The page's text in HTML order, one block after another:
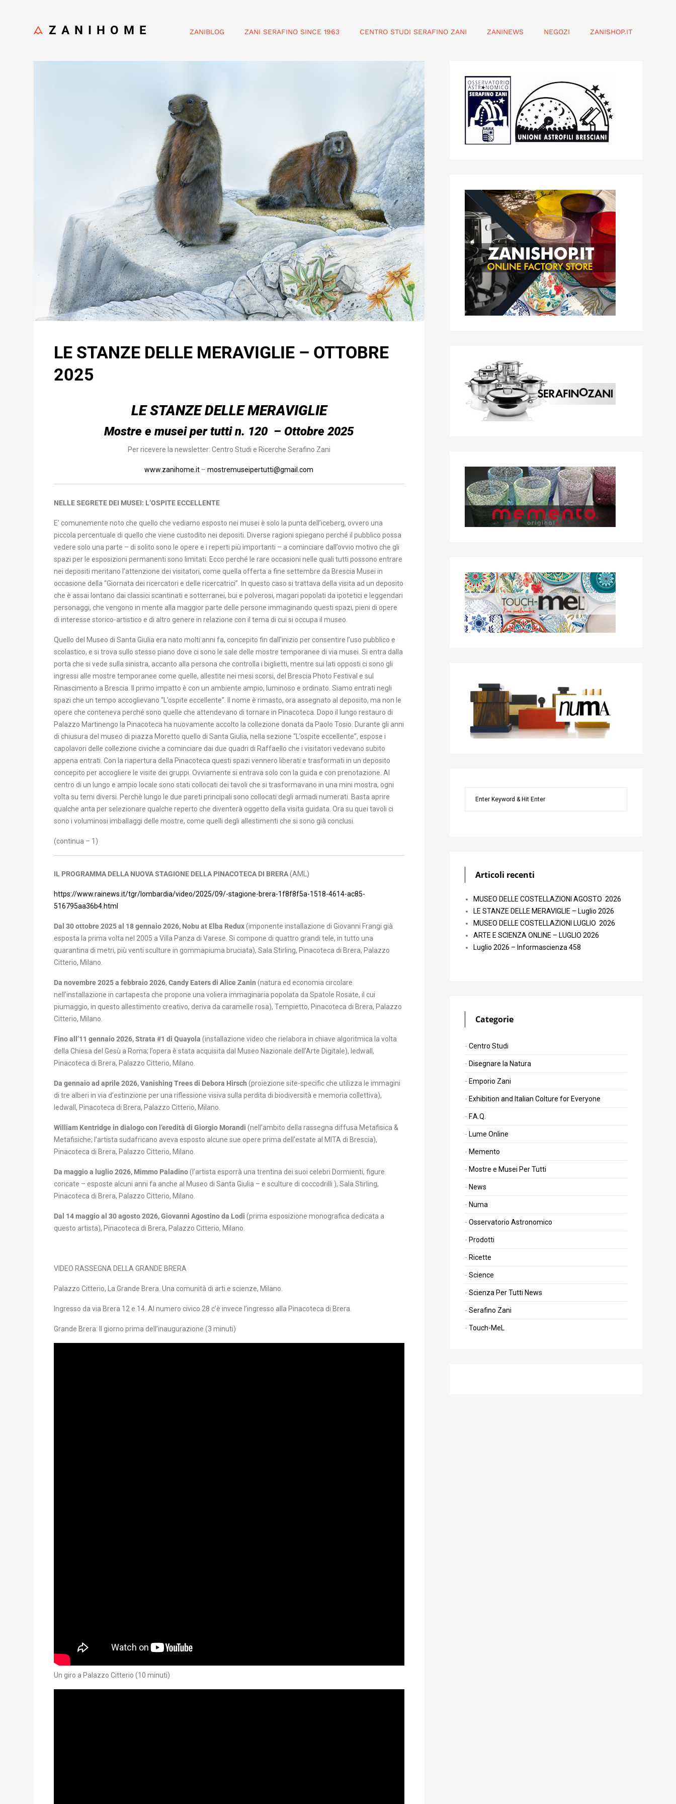
ZANIHOME ZANIBLOG ZANI SERAFINO SINCE 1963 CENTRO STUDI SERAFINO ZANI ZANINEWS NEGOZI ZANISHOP.IT
LE STANZE DELLE MERAVIGLIE – OTTOBRE
2025
LE STANZE DELLE MERAVIGLIE
Mostre e musei per tutti n. 120 – Ottobre 2025
Per ricevere la newsletter: Centro Studi e Ricerche Serafino Zani
www.zanihome.it –mostremuseipertutti@gmail.com
NELLE SEGRETE DEI MUSEI: L’OSPITE ECCELLENTE
E’ comunemente noto che quello che vediamo esposto nei musei è solo la punta dell’iceberg, ovvero una
piccola percentuale di quello che viene custodito nei depositi. Diverse ragioni spiegano perché il pubblico possa
vedere solo una parte – di solito sono le opere e i reperti più importanti – a cominciare dall’ovvio motivo che gli
spazi per le esposizioni permanenti sono limitati. Ecco perché le rare occasioni nelle quali tutti possono entrare
nei depositi meritano l’attenzione dei visitatori, come quella offerta a fine settembre da Brescia Musei in
occasione della “Giornata dei ricercatori e delle ricercatrici”. In questo caso si trattava della visita ad un deposito
che è assai lontano dai classici scantinati e sotterranei, bui e polverosi, magari popolati da ipotetici e leggendari
personaggi, che vengono in mente alla maggior parte delle persone immaginando questi spazi, pieni di opere
di interesse storico-artistico e di altro genere in relazione con il tema di cui si occupa il museo.
Quello del Museo di Santa Giulia era nato molti anni fa, concepito fin dall’inizio per consentire l’uso pubblico e
scolastico, e si trova sullo stesso piano dove ci sono le sale delle mostre temporanee di via musei. Si entra dalla
porta che si vede sulla sinistra, accanto alla persona che controlla i biglietti, mentre sui lati opposti ci sono gli
ingressi alle mostre temporanee come quelle, allestite nei mesi scorsi, del Brescia Photo Festival e sul
Rinascimento a Brescia. Il primo impatto è con un ambiente ampio, luminoso e ordinato. Siamo entrati negli
spazi che un tempo accoglievano “L’ospite eccellente”. Il nome è rimasto, ora assegnato al deposito, ma non le
opere che conteneva perché sono quelle che attendevano di tornare in Pinacoteca. Dopo il lungo restauro di
Palazzo Martinengo la Pinacoteca ha nuovamente accolto la collezione donata da Paolo Tosio. Durante gli anni
di chiusura del museo di piazza Moretto quello di Santa Giulia, nella sezione “L’ospite eccellente”, espose i
capolavori delle collezione civiche a cominciare dai due quadri di Raffaello che i visitatori vedevano subito
appena entrati. Con la riapertura della Pinacoteca questi spazi vennero liberati e trasformati in un deposito
concepito per accogliere le visite dei gruppi. Ovviamente si entrava solo con la guida e con prenotazione. Al
centro di un lungo e ampio locale sono stati collocati dei tavoli che si trasformavano in una mini mostra, ogni
volta su temi diversi. Perchè lungo le due pareti principali sono collocati degli armadi numerati. Basta aprire
qualche anta per selezionare qualche reperto che diventerà oggetto della visita guidata. Ora su quei tavoli ci
sono i voluminosi imballaggi delle mostre, come quelli degli allestimenti che si sono già conclusi.
(continua – 1)
IL PROGRAMMA DELLA NUOVA STAGIONE DELLA PINACOTECA DI BRERA(AML)
https://www.rainews.it/tgr/lombardia/video/2025/09/-stagione-brera-1f8f8f5a-1518-4614-ac85-
516795aa36b4.html
Dal 30 ottobre 2025 al 18 gennaio 2026, Nobu at Elba Redux(imponente installazione di Giovanni Frangi già
esposta la prima volta nel 2005 a Villa Panza di Varese. Si compone di quattro grandi tele, in tutto una
quarantina di metri, più venti sculture in gommapiuma bruciata), Sala Stirling, Pinacoteca di Brera, Palazzo
Citterio, Milano.
Da novembre 2025 a febbraio 2026, Candy Eaters di AliceZanin (natura ed economia circolare
nell’installazione in cartapesta che propone una voliera immaginaria popolata da Spatole Rosate, il cui
piumaggio, in questo allestimento creativo, deriva da caramelle rosa), Tempietto, Pinacoteca di Brera, Palazzo
Citterio, Milano.
Fino all’11 gennaio 2026, Strata #1 di Quayola (installazione video che rielabora in chiave algoritmica la volta
della Chiesa del Gesù a Roma; l’opera è stata acquisita dal Museo Nazionale dell’Arte Digitale), ledwall,
Pinacoteca di Brera, Palazzo Citterio, Milano.
Da gennaio ad aprile 2026, Vanishing Trees di Debora Hirsch (proiezione site-specific che utilizza le immagini
di tre alberi in via d’estinzione per una riflessione visiva sulla perdita di biodiversità e memoria collettiva),
ledwall, Pinacoteca di Brera, Palazzo Citterio, Milano.
William Kentridge in dialogo con l’eredità di Giorgio Morandi (nell’ambito della rassegna diffusa Metafisica &
Metafisiche; l’artista sudafricano aveva esposto alcune sue opere prima dell’estate al MITA di Brescia),
Pinacoteca di Brera, Palazzo Citterio, Milano.
Da maggio a luglio 2026, Mimmo Paladino(l’artista esporrà una trentina dei suoi celebri Dormienti, figure
coricate – esposte alcuni anni fa anche al Museo di Santa Giulia – e sculture di coccodrilli ), Sala Stirling,
Pinacoteca di Brera, Palazzo Citterio, Milano.
Dal 14 maggio al 30 agosto 2026, Giovanni Agostino da Lodi (prima esposizione monografica dedicata a
questo artista), Pinacoteca di Brera, Palazzo Citterio, Milano.
VIDEO RASSEGNA DELLA GRANDE BRERA
Palazzo Citterio, La Grande Brera. Una comunità di arti e scienze, Milano.
Ingresso da via Brera 12 e 14. Al numero civico 28 c’è invece l’ingresso alla Pinacoteca di Brera.
Grande Brera: Il giorno prima dell’inaugurazione (3 minuti)
Un giro a Palazzo Citterio (10 minuti)
Articoli recenti
MUSEO DELLE COSTELLAZIONI AGOSTO 2026
LE STANZE DELLE MERAVIGLIE – Luglio 2026
MUSEO DELLE COSTELLAZIONI LUGLIO 2026
ARTE E SCIENZA ONLINE – LUGLIO 2026
Luglio 2026 – Informascienza 458
Categorie
Centro Studi
Disegnare la Natura
Emporio Zani
Exhibition and Italian Colture for Everyone
F.A.Q.
Lume Online
Memento
Mostre e Musei Per Tutti
News
Numa
Osservatorio Astronomico
Prodotti
Ricette
Science
Scienza Per Tutti News
Serafino Zani
Touch-MeL